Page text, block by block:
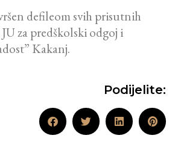
defileom svih prisutnih
za predškolski odgoj i
Kakanj.
Podijelite: